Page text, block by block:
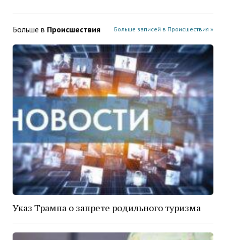
Больше в Проиcшествия Больше записей в Проиcшествия »
Указ Трампа о запрете родильного туризма